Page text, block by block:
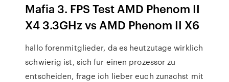
Mafia 3. FPS Test AMD Phenom II
X4 3.3GHz vs AMD Phenom II X6
hallo forenmitglieder, da es heutzutage wirklich
schwierig ist, sich fur einen prozessor zu
entscheiden, frage ich lieber euch zunachst mit